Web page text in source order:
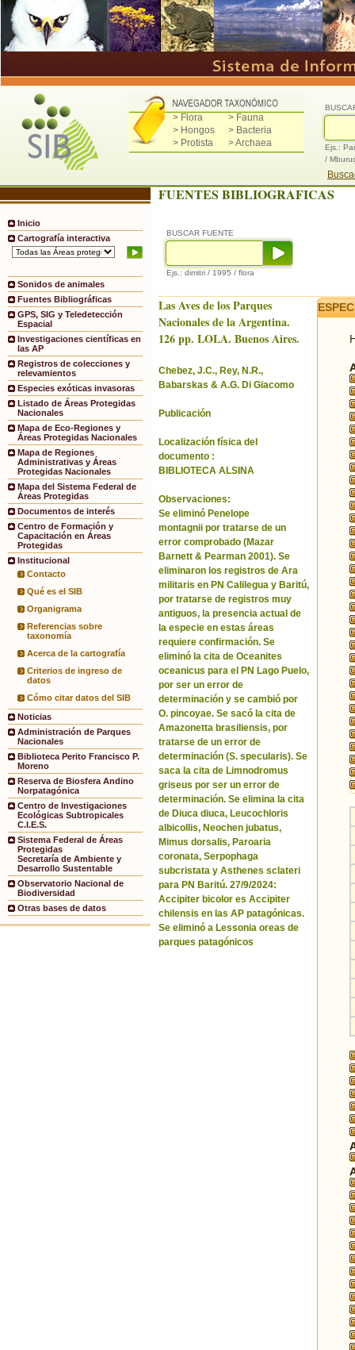
> Flora
> Fauna
> Hongos
> Bacteria
> Protista
> Archaea
Ejs.:
/
Inicio
Cartografía interactiva
Sonidos de animales
Fuentes Bibliográficas
GPS, SIG y Teledetección
Espacial
Investigaciones científicas en
las AP
Registros de colecciones y
relevamientos
Especies exóticas invasoras
Listado de Áreas Protegidas
Nacionales
Mapa de Eco-Regiones y
Áreas Protegidas Nacionales
Mapa de Regiones
Administrativas y Áreas
Protegidas Nacionales
Mapa del Sistema Federal de
Áreas Protegidas
Documentos de interés
Centro de Formación y
Capacitación en Áreas
Protegidas
Institucional
Contacto
Qué es el SIB
Organigrama
Referencias sobre
taxonomía
Acerca de la cartografía
Criterios de ingreso de
datos
Cómo citar datos del SIB
Noticias
Administración de Parques
Nacionales
Biblioteca Perito Francisco P.
Moreno
Reserva de Biosfera Andino
Norpatagónica
Centro de Investigaciones
Ecológicas Subtropicales
C.I.E.S.
Sistema Federal de Áreas
Protegidas
Secretaría de Ambiente y
Desarrollo Sustentable
Observatorio Nacional de
Biodiversidad
Otras bases de datos
FUENTES BIBLIOGRAFICAS
BUSCAR FUENTE
Ejs.: dimitri / 1995 / flora
Las Aves de los Parques
Nacionales de la Argentina.
126 pp. LOLA. Buenos Aires.
Chebez, J.C., Rey, N.R.,
Babarskas & A.G. Di Giacomo
Publicación
Localización física del
documento :
BIBLIOTECA ALSINA
Observaciones:
Se eliminó Penelope
montagnii por tratarse de un
error comprobado (Mazar
Barnett & Pearman 2001). Se
eliminaron los registros de Ara
militaris en PN Calilegua y Baritú,
por tratarse de registros muy
antiguos, la presencia actual de
la especie en estas áreas
requiere confirmación. Se
eliminó la cita de Oceanites
oceanicus para el PN Lago Puelo,
por ser un error de
determinación y se cambió por
O. pincoyae. Se sacó la cita de
Amazonetta brasiliensis, por
tratarse de un error de
determinación (S. specularis). Se
saca la cita de Limnodromus
griseus por ser un error de
determinación. Se elimina la cita
de Diuca diuca, Leucochloris
albicollis, Neochen jubatus,
Mimus dorsalis, Paroaria
coronata, Serpophaga
subcristata y Asthenes sclateri
para PN Baritú. 27/9/2024:
Accipiter bicolor es Accipiter
chilensis en las AP patagónicas.
Se eliminó a Lessonia oreas de
parques patagónicos